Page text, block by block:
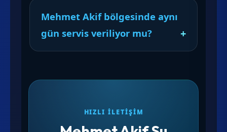
Mehmet Akif bölgesinde aynı
gün servis veriliyor mu?
HIZLI İLETIŞIM